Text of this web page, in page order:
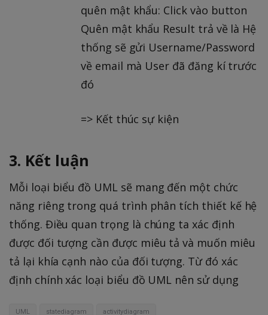
quên mật khẩu: Click vào button
Quên mật khẩu Result trả về là Hệ
thống sẽ gửi Username/Password
về email mà User đã đăng kí trước
đó
=> Kết thúc sự kiện
3. Kết luận
Mỗi loại biểu đồ UML sẽ mang đến một chức
năng riêng trong quá trình phân tích thiết kế hệ
thống. Điều quan trọng là chúng ta xác định
được đối tượng cần được miêu tả và muốn miêu
tả lại khía cạnh nào của đối tượng. Từ đó xác
định chính xác loại biểu đồ UML nên sử dụng
UML statediagram activitydiagram